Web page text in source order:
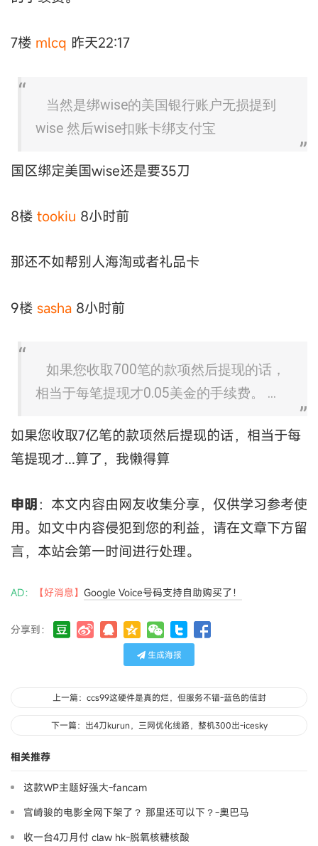
7楼 mlcq 昨天22:17
当然是绑wise的美国银行账户无损提到
wise 然后wise扣账卡绑支付宝
国区绑定美国wise还是要35刀
8楼 tookiu 8小时前
那还不如帮别人海淘或者礼品卡
9楼 sasha 8小时前
如果您收取700笔的款项然后提现的话，
相当于每笔提现才0.05美金的手续费。 ...
如果您收取7亿笔的款项然后提现的话，相当于每
笔提现才...算了，我懒得算
申明 ：本文内容由网友收集分享，仅供学习参考使
用。如文中内容侵犯到您的利益，请在文章下方留
言，本站会第一时间进行处理。
AD： 【好消息】 Google Voice号码支持自助购买了！
分享到：
生成海报
上一篇：ccs99这硬件是真的烂，但服务不错-蓝色的信封
下一篇：出4刀kurun，三网优化线路，整机300出-icesky
相关推荐
这款WP主题好强大-fancam
宫崎骏的电影全网下架了？ 那里还可以下？-奧巴马
收一台4刀月付 claw hk-脱氧核糖核酸